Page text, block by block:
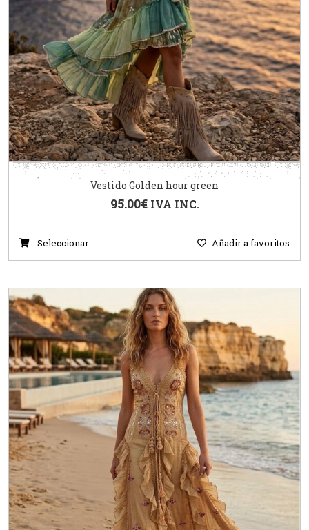
Vestido Golden hour green
95.00€ IVA INC.
Seleccionar Añadir a favoritos